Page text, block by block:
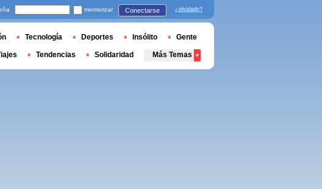
memorizar Conectarse ¿olvidado?
Tecnología Deportes Insólito Gente
Tendencias Solidaridad Más Temas